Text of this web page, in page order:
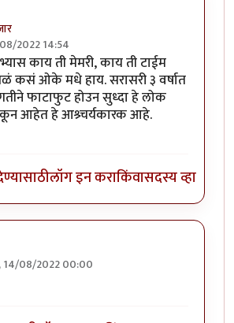
2022 14:54
सहमत..byतुषार काळभोर
काय ती मेमरी, काय ती टाईम
कसं ओके मधे हाय. सरासरी ३ वर्षात
फाटाफुट होउन सुध्दा हे लोक
आहेत हे आश्र्चर्यकारक आहे.
लॉग इन कराकिंवासदस्य व्हा
14/08/2022 00:00